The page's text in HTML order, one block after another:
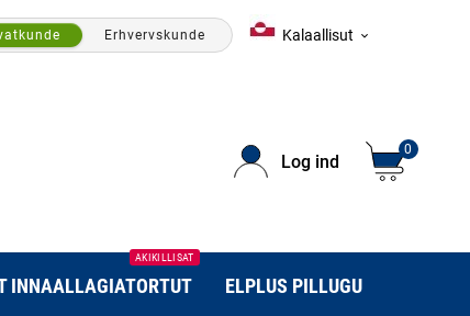
Erhvervskunde Kalaallisut 
Log ind
0
INNAALLAGIATORTUT
AKIKILLISAT
ELPLUS PILLUGU